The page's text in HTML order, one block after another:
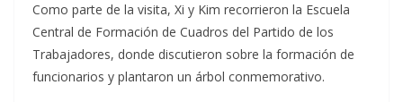
Como parte de la visita, Xi y Kim recorrieron la Escuela
Central de Formación de Cuadros del Partido de los
Trabajadores, donde discutieron sobre la formación de
funcionarios y plantaron un árbol conmemorativo.